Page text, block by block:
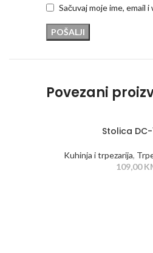
Sačuvaj moje ime, email
Povezani
Stolica DC-
Kuhinja i trpezarija,
109,00